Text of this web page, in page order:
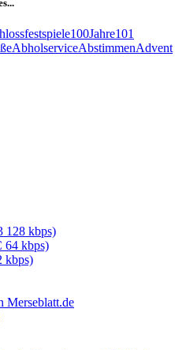
100Jahre101
AbholserviceAbstimmenAdvent
128 kbps)
64 kbps)
kbps)
Merseblatt.de